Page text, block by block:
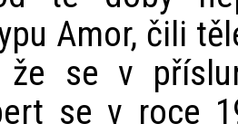
Amor, čili
že se v
se v roce